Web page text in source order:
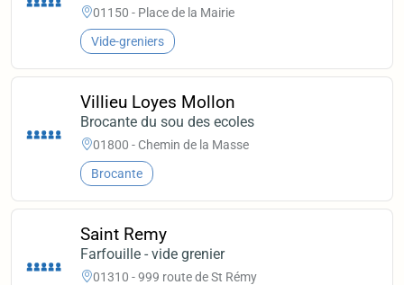
01150 - Place de la Mairie
Vide-greniers
Villieu Loyes Mollon
Brocante du sou des ecoles
01800 - Chemin de la Masse
Brocante
Saint Remy
Farfouille - vide grenier
01310 - 999 route de St Rémy